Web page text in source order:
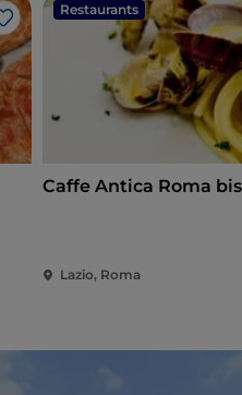
Like
Restaurants
Caffe Antica Roma
Lazio, Roma